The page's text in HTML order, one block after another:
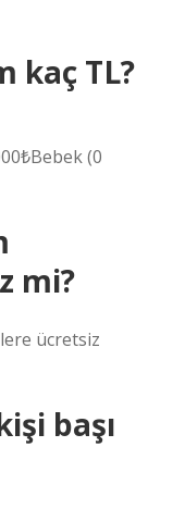
kaç TL?
(0
mi?
ücretsiz
başı